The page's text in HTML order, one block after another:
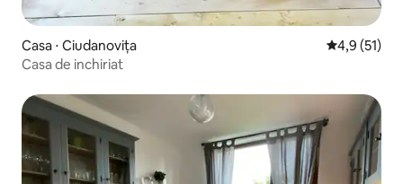
Casa ⋅ Ciudanovița 4,9 de uma
4,9 (51)
Casa de inchiriat